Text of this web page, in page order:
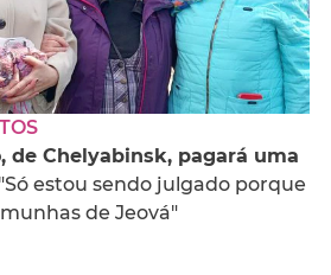
de Chelyabinsk, pagará uma
"Só estou sendo julgado porque
de Jeová"